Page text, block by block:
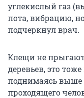
углекислый газ
пота, вибрацию,
подчеркнул врач.
Клещи не
деревьев, это
поднимаясь выше
проходящего